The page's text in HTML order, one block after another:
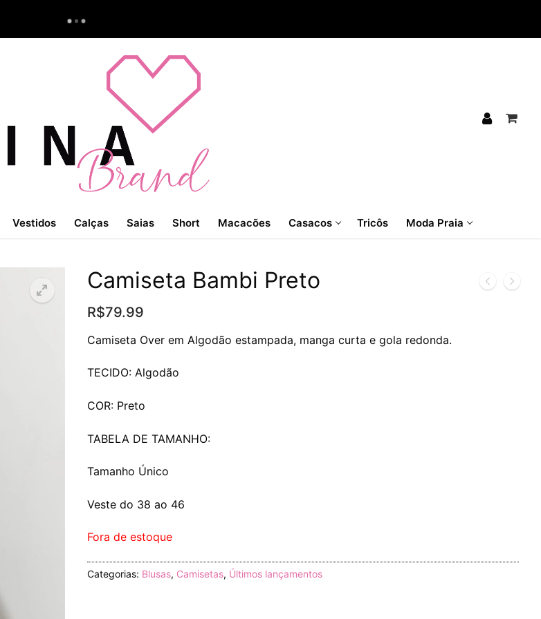
Vestidos Calças Saias Short Macacões Casacos Tricôs Moda Praia
Camiseta Bambi Preto
R$79.99
Camiseta Over em Algodão estampada, manga curta e gola redonda.
TECIDO: Algodão
COR: Preto
TABELA DE TAMANHO:
Tamanho Único
Veste do 38 ao 46
Fora de estoque
Categorias: Blusas, Camisetas, Últimos lançamentos